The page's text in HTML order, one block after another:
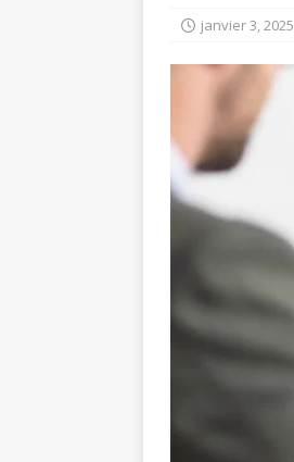
janvier 3, 2025